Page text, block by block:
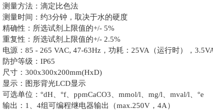
测量方法：滴定比色法
测量时间：约3分钟，取决于水的硬度
精确性：所选试剂上限值的+/- 5%
重复性：所选试剂上限值的+/- 2.5%
电源：85 - 265 VAC, 47-63Hz，功耗：25VA（运行时），
防护等级：IP65
尺寸：300x300x200mm(HxD)
显示：图形背光LCD显示
可选单位：°dH、°f、ppmCaCO3、mmol/l、mg/l、mval/l、°e
输出：1、4组可编程继电器输出（max.250V，4A）